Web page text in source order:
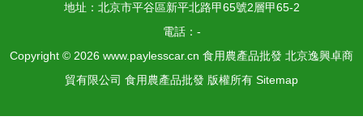
地址：北京市平谷區新平北路甲65號2層甲65-2
電話：-
Copyright © 2026 www.paylesscar.cn 食用農產品批發 北京逸興卓商
貿有限公司 食用農產品批發 版權所有 Sitemap